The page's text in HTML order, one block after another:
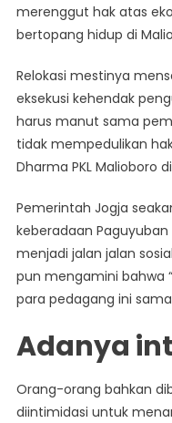
merenggut hak atas
bertopang hidup di
Relokasi mestinya
eksekusi kehendak
harus manut sama
tidak mempedulikan
Dharma PKL Malioboro
Pemerintah Jogja
keberadaan Paguyuban
menjadi jalan jalan
pun mengamini bahwa
para pedagang ini
Adanya
Orang-orang bahkan
diintimidasi untuk